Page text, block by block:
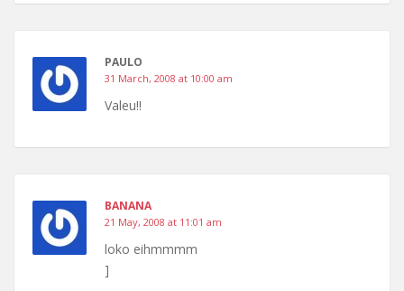
PAULO
31 March, 2008 at 10:00 am
Valeu!!
BANANA
21 May, 2008 at 11:01 am
loko eihmmmm
]